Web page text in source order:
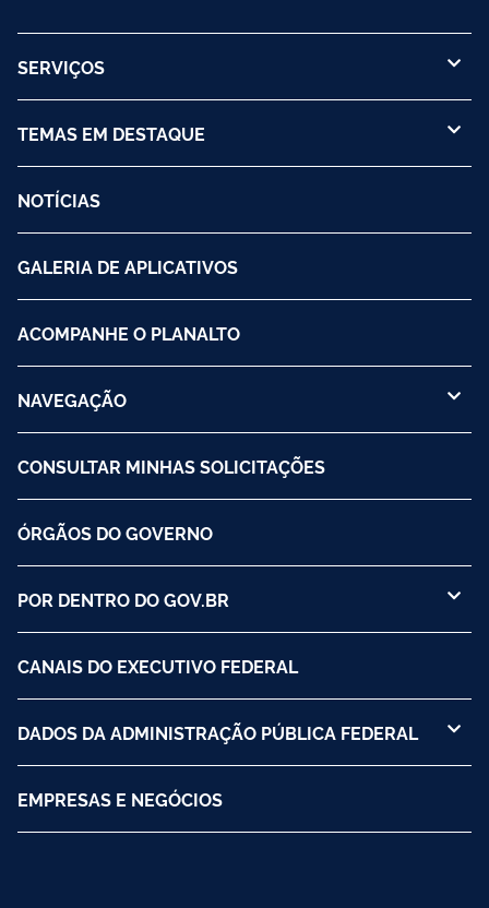
SERVIÇOS
TEMAS EM DESTAQUE
NOTÍCIAS
GALERIA DE APLICATIVOS
ACOMPANHE O PLANALTO
NAVEGAÇÃO
CONSULTAR MINHAS SOLICITAÇÕES
ÓRGÃOS DO GOVERNO
POR DENTRO DO GOV.BR
CANAIS DO EXECUTIVO FEDERAL
DADOS DA ADMINISTRAÇÃO PÚBLICA FEDERAL
EMPRESAS E NEGÓCIOS